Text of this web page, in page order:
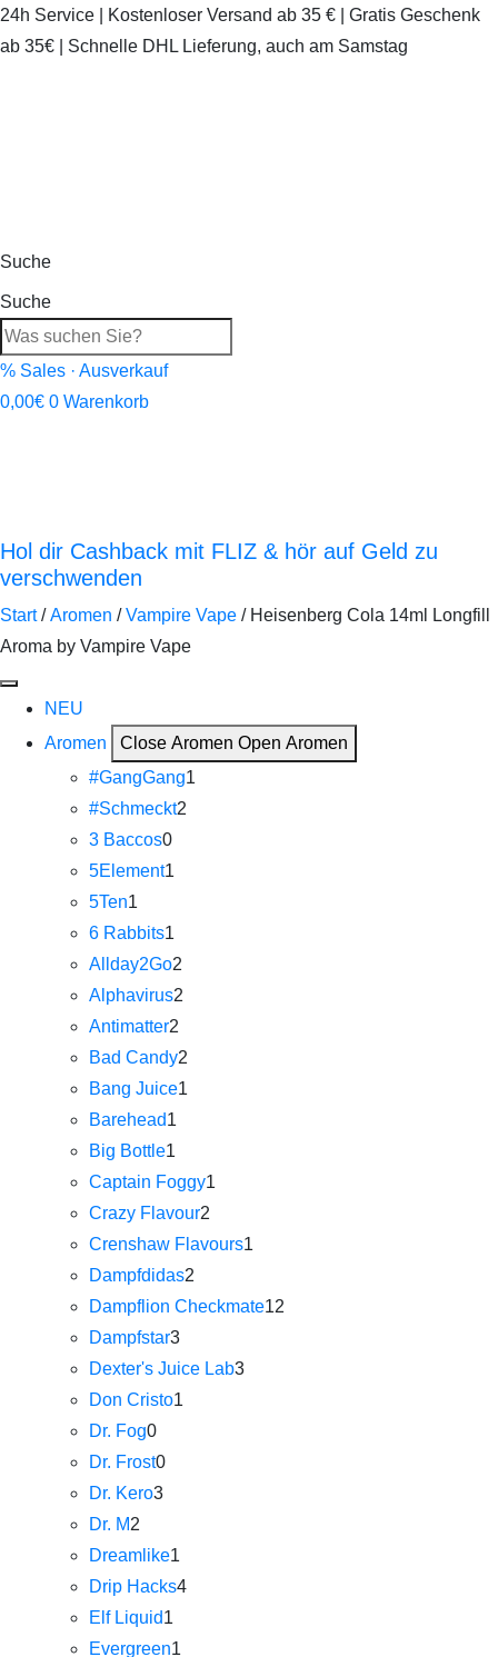
24h Service | Kostenloser Versand ab 35 € | Gratis Geschenk
ab 35€ | Schnelle DHL Lieferung, auch am Samstag
Suche
Suche
% Sales · Ausverkauf
0,00€ 0 Warenkorb
Hol dir Cashback mit FLIZ & hör auf Geld zu
verschwenden
Start/Aromen /Vampire Vape / Heisenberg Cola 14ml Longfill
Aroma by Vampire Vape
NEU
Aromen
Close Aromen Open Aromen
#GangGang1
#Schmeckt2
3 Baccos0
5Element1
5Ten1
6 Rabbits1
Allday2Go2
Alphavirus2
Antimatter2
Bad Candy2
Bang Juice1
Barehead1
Big Bottle1
Captain Foggy1
Crazy Flavour2
Crenshaw Flavours1
Dampfdidas2
Dampflion Checkmate12
Dampfstar3
Dexter's Juice Lab3
Don Cristo1
Dr. Fog0
Dr. Frost0
Dr. Kero3
Dr. M2
Dreamlike1
Drip Hacks4
Elf Liquid1
Evergreen1